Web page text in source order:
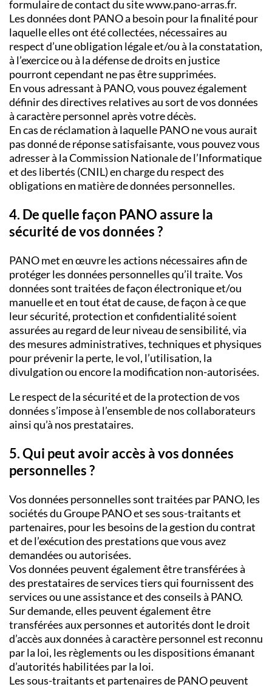
formulaire de contact du site www.pano-arras.fr.
Les données dont PANO a besoin pour la finalité pour
laquelle elles ont été collectées, nécessaires au
respect d’une obligation légale et/ou à la constatation,
à l’exercice ou à la défense de droits en justice
pourront cependant ne pas être supprimées.
En vous adressant à PANO, vous pouvez également
définir des directives relatives au sort de vos données
à caractère personnel après votre décès.
En cas de réclamation à laquelle PANO ne vous aurait
pas donné de réponse satisfaisante, vous pouvez vous
adresser à la Commission Nationale de l’Informatique
et des libertés (CNIL) en charge du respect des
obligations en matière de données personnelles.
4. De quelle façon PANO assure la
sécurité de vos données ?
PANO met en œuvre les actions nécessaires afin de
protéger les données personnelles qu’il traite. Vos
données sont traitées de façon électronique et/ou
manuelle et en tout état de cause, de façon à ce que
leur sécurité, protection et confidentialité soient
assurées au regard de leur niveau de sensibilité, via
des mesures administratives, techniques et physiques
pour prévenir la perte, le vol, l’utilisation, la
divulgation ou encore la modification non-autorisées.
Le respect de la sécurité et de la protection de vos
données s’impose à l’ensemble de nos collaborateurs
ainsi qu’à nos prestataires.
5. Qui peut avoir accès à vos données
personnelles ?
Vos données personnelles sont traitées par PANO, les
sociétés du Groupe PANO et ses sous-traitants et
partenaires, pour les besoins de la gestion du contrat
et de l’exécution des prestations que vous avez
demandées ou autorisées.
Vos données peuvent également être transférées à
des prestataires de services tiers qui fournissent des
services ou une assistance et des conseils à PANO.
Sur demande, elles peuvent également être
transférées aux personnes et autorités dont le droit
d’accès aux données à caractère personnel est reconnu
par la loi, les règlements ou les dispositions émanant
d’autorités habilitées par la loi.
Les sous-traitants et partenaires de PANO peuvent